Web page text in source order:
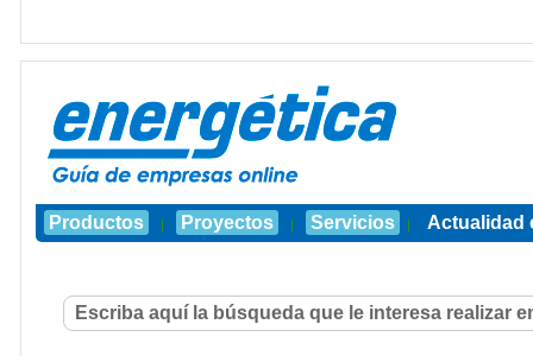
Productos | Proyectos | Servicios | Actualidad